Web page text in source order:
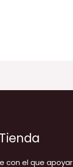
con el que apoyar